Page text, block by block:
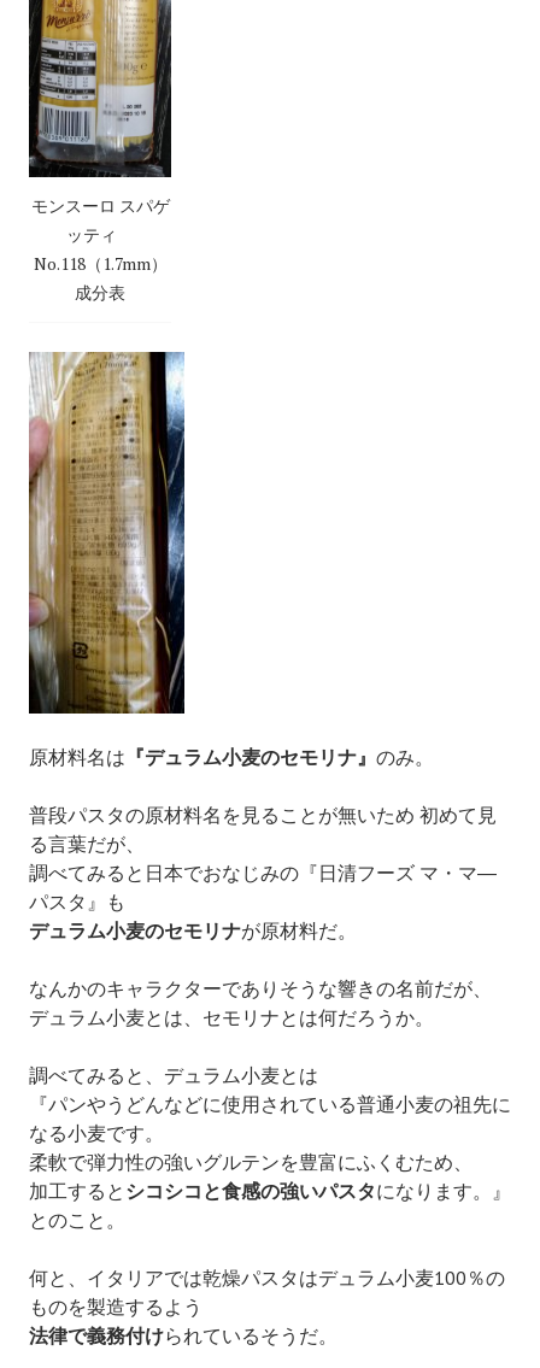
モンスーロ スパゲ
ッティ
No.118（1.7mm）
成分表
原材料名は 『デュラム小麦のセモリナ』 のみ。
普段パスタの原材料名を見ることが無いため 初めて見
る言葉だが、
調べてみると日本でおなじみの『日清フーズ マ・マ―
パスタ』も
デュラム小麦のセモリナが原材料だ。
なんかのキャラクターでありそうな響きの名前だが、
デュラム小麦とは、セモリナとは何だろうか。
調べてみると、デュラム小麦とは
『パンやうどんなどに使用されている普通小麦の祖先に
なる小麦です。
柔軟で弾力性の強いグルテンを豊富にふくむため、
加工すると シコシコと食感の強いパスタになります。』
とのこと。
何と、イタリアでは乾燥パスタはデュラム小麦100％の
ものを製造する よう
法律で義務付けられているそうだ。